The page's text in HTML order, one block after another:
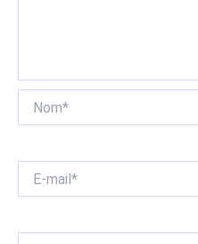
mail*